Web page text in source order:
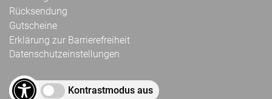
Rücksendung
Gutscheine
Erklärung zur Barrierefreiheit
Datenschutzeinstellungen
Kontrastmodus aus